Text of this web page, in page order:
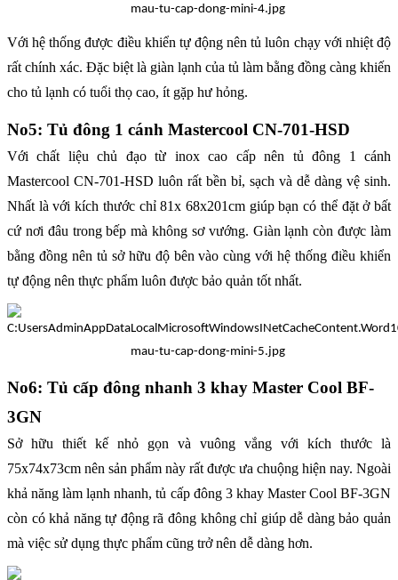
Với hệ thống được điều khiển tự động nên tủ luôn chạy với nhiệt độ
rất chính xác. Đặc biệt là giàn lạnh của tủ làm bằng đồng càng khiến
cho tủ lạnh có tuổi thọ cao, ít gặp hư hỏng.
No5: Tủ đông 1 cánh Mastercool CN-701-HSD
Với chất liệu chủ đạo từ inox cao cấp nên tủ đông 1 cánh
Mastercool CN-701-HSD luôn rất bền bỉ, sạch và dễ dàng vệ sinh.
Nhất là với kích thước chỉ 81x 68x201cm giúp bạn có thể đặt ở bất
cứ nơi đâu trong bếp mà không sơ vướng. Giàn lạnh còn được làm
bằng đồng nên tủ sở hữu độ bên vào cùng với hệ thống điều khiển
tự động nên thực phẩm luôn được bảo quản tốt nhất.
No6: Tủ cấp đông nhanh 3 khay Master Cool BF-
3GN
Sở hữu thiết kế nhỏ gọn và vuông vắng với kích thước là
75x74x73cm nên sản phẩm này rất được ưa chuộng hiện nay. Ngoài
khả năng làm lạnh nhanh, tủ cấp đông 3 khay Master Cool BF-3GN
còn có khả năng tự động rã đông không chỉ giúp dễ dàng bảo quản
mà việc sử dụng thực phẩm cũng trở nên dễ dàng hơn.